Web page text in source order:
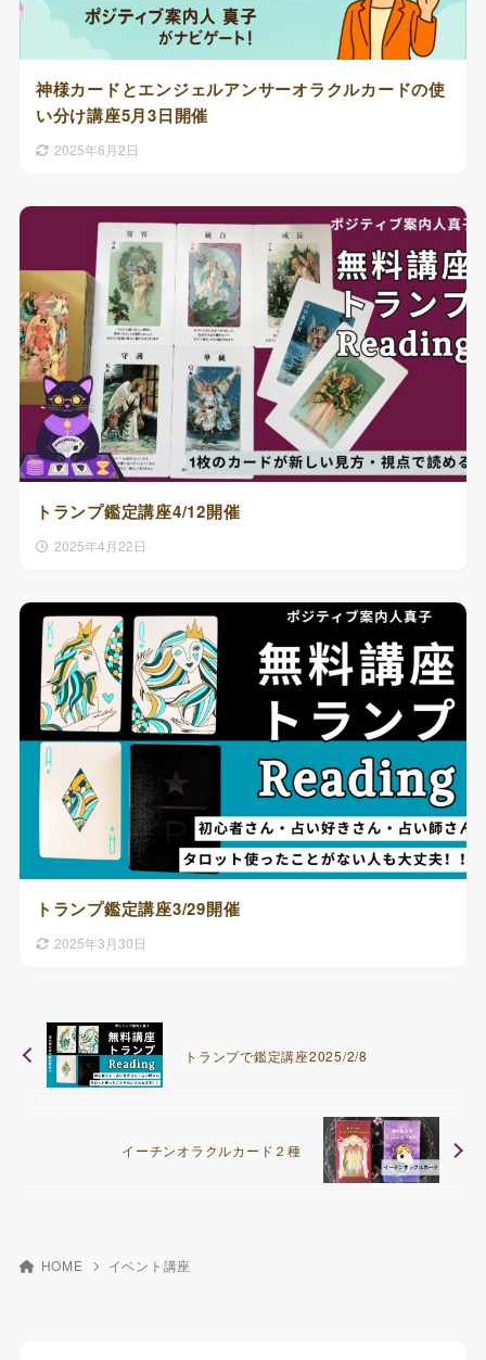
神様カードとエンジェルアンサーオラクルカードの使
い分け講座5月3日開催
2025年6月2日
トランプ鑑定講座4/12開催
2025年4月22日
トランプ鑑定講座3/29開催
2025年3月30日
トランプで鑑定講座2025/2/8
イーチンオラクルカード２種
HOME イベント講座